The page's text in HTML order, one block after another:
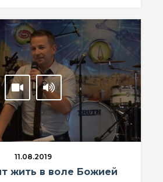
11.08.2019
жить в воле Божией